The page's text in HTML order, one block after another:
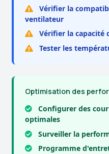
Vérifier la
ventilateur
Vérifier la capacité
Tester les
Optimisation des
Configurer des
optimales
Surveiller la
Programme